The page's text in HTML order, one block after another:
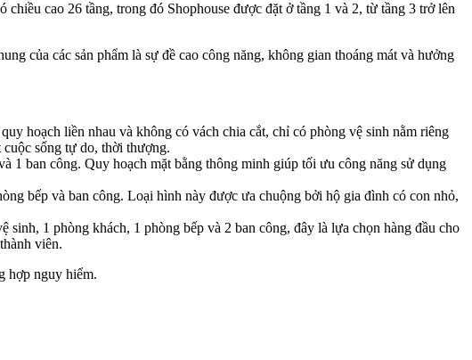
cao 26 tầng, trong đó Shophouse được đặt ở tầng 1 và 2, từ tầng 3 trở lên
của các sản phẩm là sự đề cao công năng, không gian thoáng mát và hưởng
hoạch liền nhau và không có vách chia cắt, chỉ có phòng vệ sinh nằm riêng
sống tự do, thời thượng.
1 ban công. Quy hoạch mặt bằng thông minh giúp tối ưu công năng sử dụng
bếp và ban công. Loại hình này được ưa chuộng bởi hộ gia đình có con nhỏ,
1 phòng khách, 1 phòng bếp và 2 ban công, đây là lựa chọn hàng đầu cho
viên.
hợp nguy hiểm.